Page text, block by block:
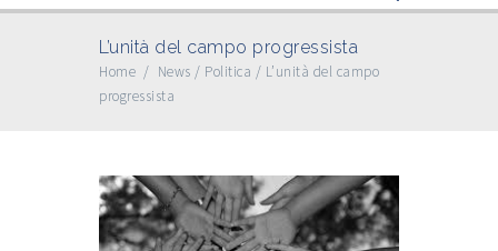
L’unità del campo progressista
Home / News / Politica / L’unità del campo
progressista